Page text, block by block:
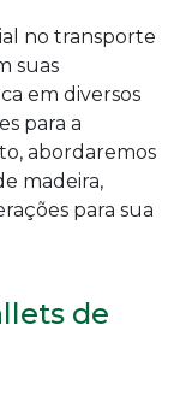
no transporte
suas
em diversos
para a
abordaremos
madeira,
para sua
de